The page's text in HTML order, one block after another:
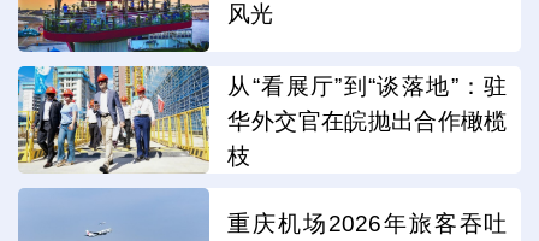
风光
从“看展厅”到“谈落地”：驻
华外交官在皖抛出合作橄榄
枝
重庆机场2026年旅客吞吐